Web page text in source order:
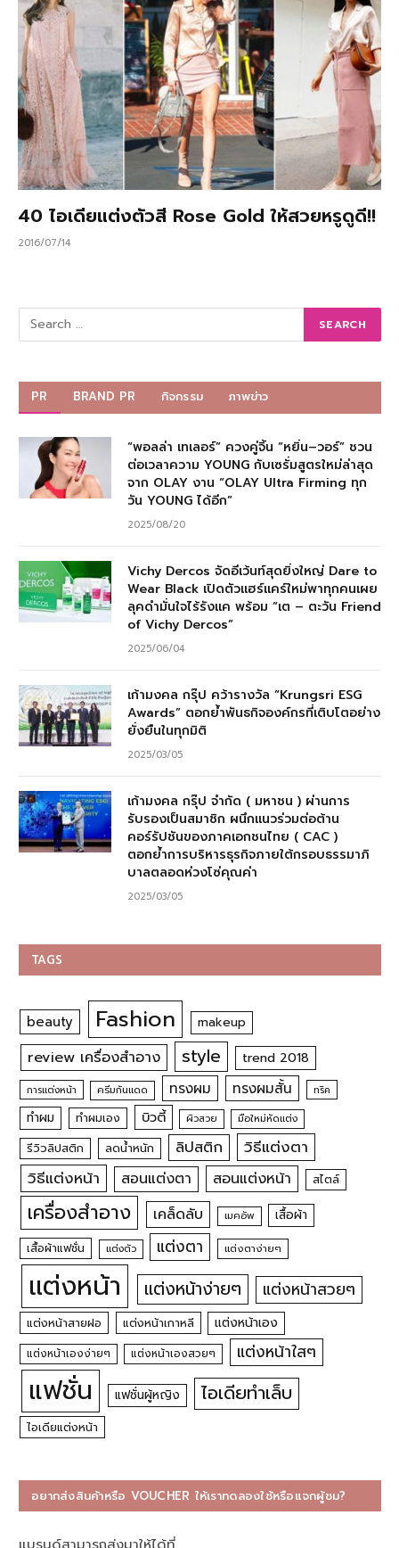
40 ไอเดียแต่งตัวสี Rose Gold ให้สวยหรูดูดี!!
2016/07/14
PR BRAND PR กิจกรรม ภาพข่าว
“พอลล่า เทเลอร์” ควงคู่จิ้น “หยิ่น–วอร์” ชวน
ต่อเวลาความ YOUNG กับเซรั่มสูตรใหม่ล่าสุด
จาก OLAY งาน “OLAY Ultra Firming ทุก
วัน YOUNG ได้อีก”
2025/08/20
Vichy Dercos จัดอีเว้นท์สุดยิ่งใหญ่ Dare to
Wear Black เปิดตัวแฮร์แคร์ใหม่พาทุกคนเผย
ลุคดำมั่นใจไร้รังแค พร้อม “เต – ตะวัน Friend
of Vichy Dercos”
2025/06/04
เก้ามงคล กรุ๊ป คว้ารางวัล “Krungsri ESG
Awards” ตอกย้ำพันธกิจองค์กรที่เติบโตอย่าง
ยั่งยืนในทุกมิติ
2025/03/05
เก้ามงคล กรุ๊ป จำกัด ( มหาชน ) ผ่านการ
รับรองเป็นสมาชิก ผนึกแนวร่วมต่อต้าน
คอร์รัปชันของภาคเอกชนไทย ( CAC )
ตอกย้ำการบริหารธุรกิจภายใต้กรอบธรรมาภิ
บาลตลอดห่วงโซ่คุณค่า
2025/03/05
TAGS
beauty Fashion makeup
review เครื่องสำอาง style trend 2018
การแต่งหน้า ครีมกันแดด ทรงผม ทรงผมสั้น ทริค
ทำผม ทำผมเอง บิวตี้ ผิวสวย มือใหม่หัดแต่ง
รีวิวลิปสติก ลดน้ำหนัก ลิปสติก
วิธีแต่งตา
วิธีแต่งหน้า
สอนแต่งตา สอนแต่งหน้า สไตล์
เครื่องสำอาง เคล็ดลับ เมคอัพ เสื้อผ้า
เสื้อผ้าแฟชั่น แต่งตัว แต่งตา แต่งตาง่ายๆ
แต่งหน้า แต่งหน้าง่ายๆ แต่งหน้าสวยๆ
แต่งหน้าสายฝอ แต่งหน้าเกาหลี แต่งหน้าเอง
แต่งหน้าเองง่ายๆ แต่งหน้าเองสวยๆ แต่งหน้าใสๆ
แฟชั่น แฟชั่นผู้หญิง ไอเดียทำเล็บ
ไอเดียแต่งหน้า
อยากส่งสินค้าหรือ VOUCHER ให้เราทดลองใช้หรือแจกผู้ชม?
แบรนด์สามารถส่งมาให้ได้ที่